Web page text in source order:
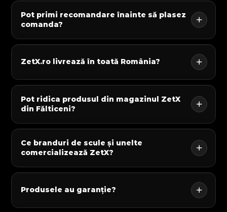
Pot primi recomandare înainte să plasez
comanda?
ZetX.ro livrează în toată România?
Pot ridica produsul din magazinul ZetX
din Fălticeni?
Ce branduri de scule și unelte
comercializează ZetX?
Produsele au garanție?